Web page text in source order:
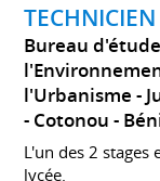
Bureau
l'Urbanisme
Cotonou
L'un des 2
lycée.